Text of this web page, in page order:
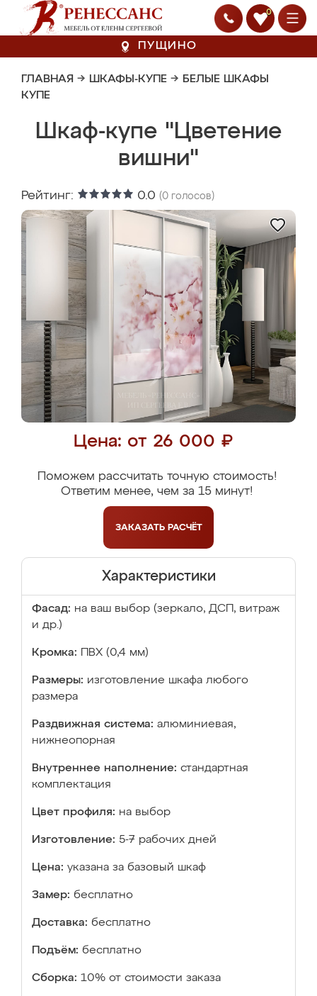
0
ПУЩИНО
ГЛАВНАЯ → ШКАФЫ-КУПЕ → БЕЛЫЕ ШКАФЫ
КУПЕ
Шкаф-купе "Цветение
вишни"
Рейтинг: 0.0 (0 голосов)
Цена: от 26 000 ₽
Поможем рассчитать точную стоимость!
Ответим менее, чем за 15 минут!
ЗАКАЗАТЬ РАСЧЁТ
Характеристики
Фасад: на ваш выбор (зеркало, ДСП, витраж
и др.)
Кромка: ПВХ (0,4 мм)
Размеры: изготовление шкафа любого
размера
Раздвижная система: алюминиевая,
нижнеопорная
Внутреннее наполнение: стандартная
комплектация
Цвет профиля: на выбор
Изготовление: 5-7 рабочих дней
Цена: указана за базовый шкаф
Замер: бесплатно
Доставка: бесплатно
Подъём: бесплатно
Сборка: 10% от стоимости заказа